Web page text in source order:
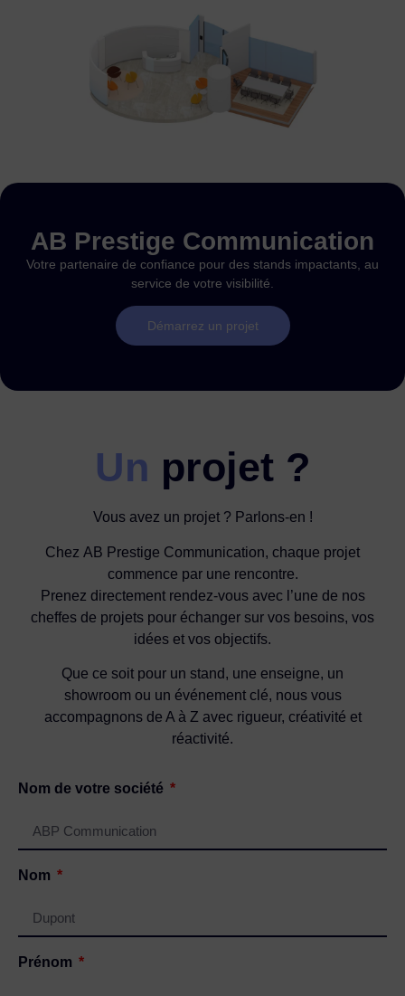
AB Prestige Communication
Votre partenaire de confiance pour des stands impactants, au
service de votre visibilité.
Démarrez un projet
Un projet ?
Vous avez un projet ? Parlons-en !
Chez AB Prestige Communication, chaque projet
commence par une rencontre.
Prenez directement rendez-vous avec l’une de nos
cheffes de projets pour échanger sur vos besoins, vos
idées et vos objectifs.
Que ce soit pour un stand, une enseigne, un
showroom ou un événement clé, nous vous
accompagnons de A à Z avec rigueur, créativité et
réactivité.
Nom de votre société
Nom
Prénom